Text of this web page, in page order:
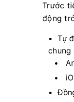
Trước
động
​Tự
chung